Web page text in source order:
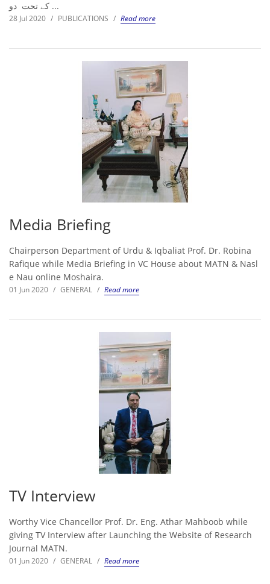
کے تحت دو ...
28 Jul 2020 / PUBLICATIONS / Read more
Media Briefing
Chairperson Department of Urdu & Iqbaliat Prof. Dr. Robina
Rafique while Media Briefing in VC House about MATN & Nasl
e Nau online Moshaira.
01 Jun 2020 / GENERAL / Read more
TV Interview
Worthy Vice Chancellor Prof. Dr. Eng. Athar Mahboob while
giving TV Interview after Launching the Website of Research
Journal MATN.
01 Jun 2020 / GENERAL / Read more